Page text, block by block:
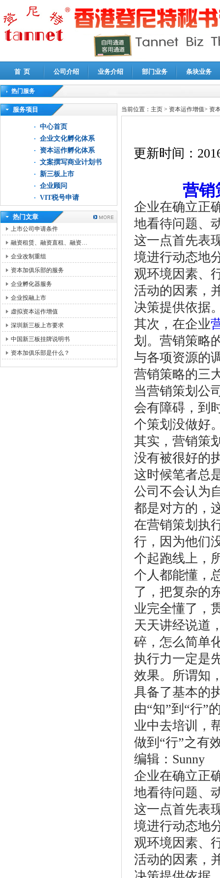
首 页 公司介绍 业务介绍 部门业务 条块业务
热门服务
高新技术企业认定审计|企业所得税汇算清缴申报鉴证
服务项目
中心首页
企业文化孵化体系
资本运作孵化体系
文案撰写商业计划书
新三板上市
企业顾问
VIT税号申请
热门文章
上市公司申请条件
融资租赁、融资直租、融资…
企业改制重组
资本加俱乐部的服务
企业孵化器服务
企业投融上市
虚拟资本运作增值
深圳新三板上市要求
中国新三板挂牌说明书
资本加俱乐部是什么？
当前位置： 主页 > 资本运作增值> 资
更新时间：
营销
企业在确立正
地看待问题、
这一点首先表
境进行动态地
观环境因素、
活动的因素，
决策提供依据
其次，在企业
划。营销策略
与各项资源的
营销策略的三
当营销策划公
会有障碍，到
个策划没做好
其实，营销策
没有被很好的
这时候笔者总
公司不会认为
都是对方的，
在营销策划执
行，因为他们
个起跑线上，
个人都能懂，
了，把复杂的
业完全懂了，
天天讲经说道
碎，怎么简单
执行力一定是
效果。所谓知
具备了基本的
由“知”到“行”
业中去培训，
做到“行”之有
编辑：Sunny
企业在确立正
地看待问题、
这一点首先表
境进行动态地
观环境因素、
活动的因素，